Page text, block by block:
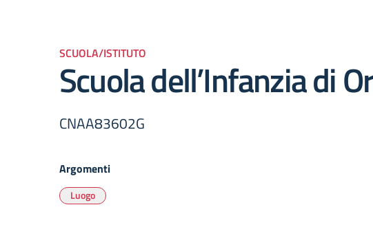
SCUOLA/ISTITUTO
Scuola dell’Infanzia di
CNAA83602G
Argomenti
Luogo